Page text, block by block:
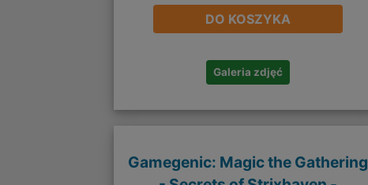
DO KOSZYKA
Galeria zdjęć
Gamegenic: Magic the Gathering